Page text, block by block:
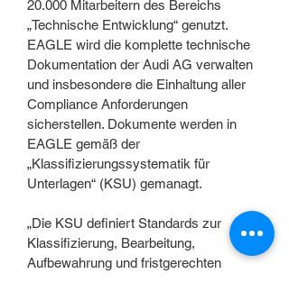
20.000 Mitarbeitern des Bereichs
„Technische Entwicklung“ genutzt.
EAGLE wird die komplette technische
Dokumentation der Audi AG verwalten
und insbesondere die Einhaltung aller
Compliance Anforderungen
sicherstellen. Dokumente werden in
EAGLE gemäß der
„Klassifizierungssystematik für
Unterlagen“ (KSU) gemanagt.
„Die KSU definiert Standards zur
Klassifizierung, Bearbeitung,
Aufbewahrung und fristgerechten